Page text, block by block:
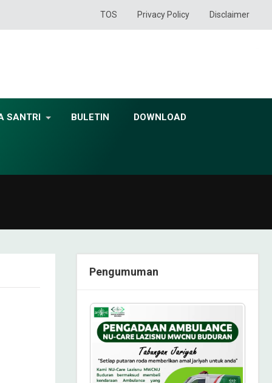
TOS Privacy Policy Disclaimer
SANTRI BULETIN DOWNLOAD
Pengumuman